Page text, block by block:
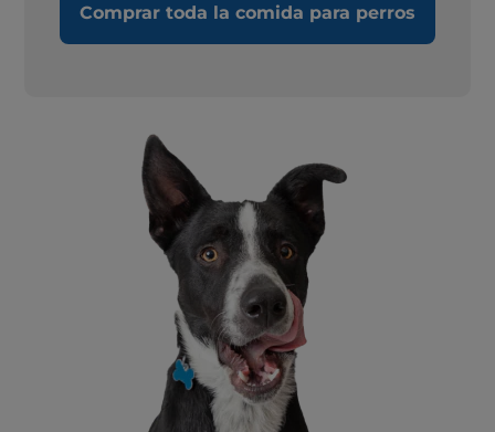
Comprar toda la comida para perros